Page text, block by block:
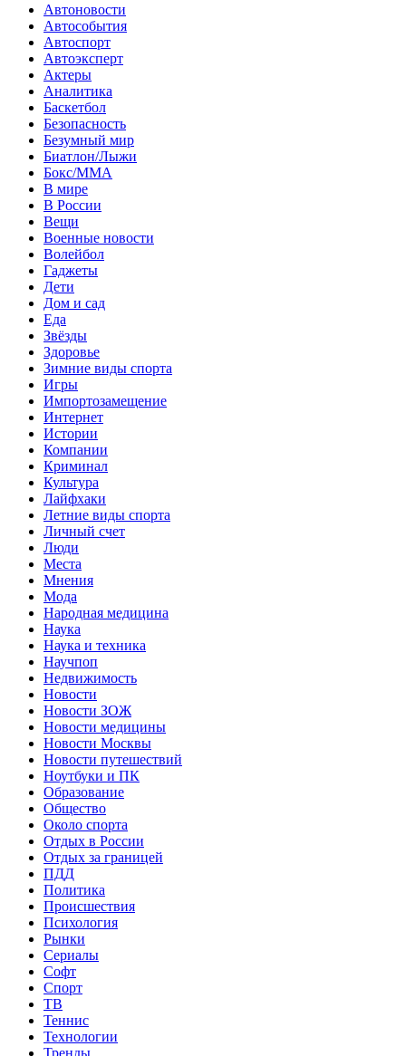
Автоновости
Автособытия
Автоспорт
Автоэксперт
Актеры
Аналитика
Баскетбол
Безопасность
Безумный мир
Биатлон/Лыжи
Бокс/MMA
В мире
В России
Вещи
Военные новости
Волейбол
Гаджеты
Дети
Дом и сад
Еда
Звёзды
Здоровье
Зимние виды спорта
Игры
Импортозамещение
Интернет
Истории
Компании
Криминал
Культура
Лайфхаки
Летние виды спорта
Личный счет
Люди
Места
Мнения
Мода
Народная медицина
Наука
Наука и техника
Научпоп
Недвижимость
Новости
Новости ЗОЖ
Новости медицины
Новости Москвы
Новости путешествий
Ноутбуки и ПК
Образование
Общество
Около спорта
Отдых в России
Отдых за границей
ПДД
Политика
Происшествия
Психология
Рынки
Сериалы
Софт
Спорт
ТВ
Теннис
Технологии
Тренды